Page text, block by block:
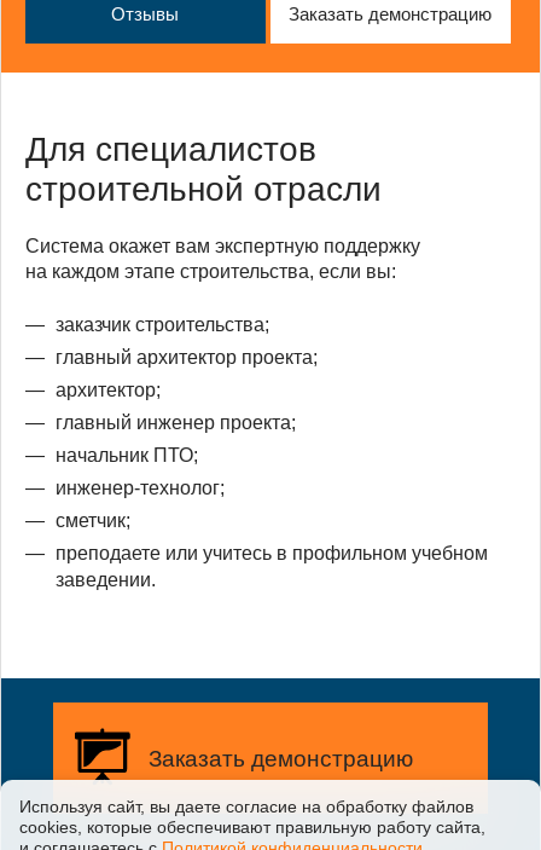
Отзывы Заказать демонстрацию
Для специалистов
строительной отрасли
Система окажет вам экспертную поддержку
на каждом этапе строительства, если вы:
заказчик строительства;
главный архитектор проекта;
архитектор;
главный инженер проекта;
начальник ПТО;
инженер-технолог;
сметчик;
преподаете или учитесь в профильном учебном
заведении.
Заказать демонстрацию
Заказать бесплатную
Используя сайт, вы даете согласие на обработку файлов
сооkiеs, которые обеспечивают правильную работу сайта,